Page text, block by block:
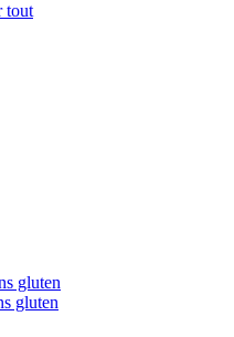
tout
gluten
gluten